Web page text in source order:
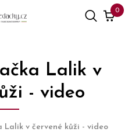
0
Lalik v
- video
Lalik v červené kůži - video